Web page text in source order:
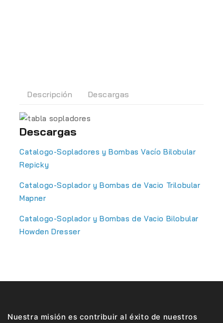
Descripción Descargas
Descargas
Catalogo-Sopladores y Bombas Vacío Bilobular
Repicky
Catalogo-Soplador y Bombas de Vacio Trilobular
Mapner
Catalogo-Soplador y Bombas de Vacio Bilobular
Howden Dresser
Nuestra misión es contribuir al éxito de nuestros